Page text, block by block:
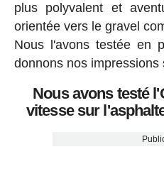
plus polyvalent et
orientée vers le gravel
Nous l'avons testée en
donnons nos
Nous avons testé
vitesse sur